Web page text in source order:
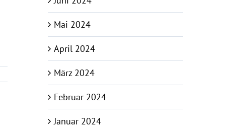
Mai 2024
April 2024
März 2024
Februar 2024
Januar 2024